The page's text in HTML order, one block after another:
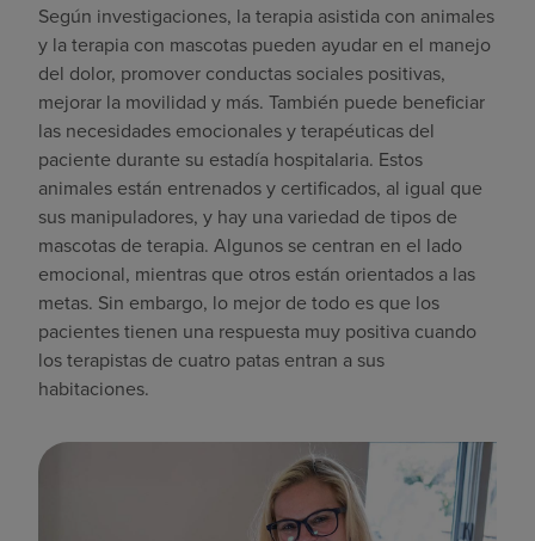
Según investigaciones, la terapia asistida con animales
y la terapia con mascotas pueden ayudar en el manejo
del dolor, promover conductas sociales positivas,
mejorar la movilidad y más. También puede beneficiar
las necesidades emocionales y terapéuticas del
paciente durante su estadía hospitalaria. Estos
animales están entrenados y certificados, al igual que
sus manipuladores, y hay una variedad de tipos de
mascotas de terapia. Algunos se centran en el lado
emocional, mientras que otros están orientados a las
metas. Sin embargo, lo mejor de todo es que los
pacientes tienen una respuesta muy positiva cuando
los terapistas de cuatro patas entran a sus
habitaciones.